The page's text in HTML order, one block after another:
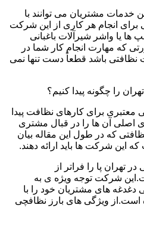
خدمات مشتریان می توانند با
انجام هر کاری از این شرکت
ها یا واشر شیرآلات باغبانی
که مهارت انجام کار شما در
باشد قطعاً دست تنها نمی
را چگونه پیدا کنیم؟
برای کارهای نظافت پیدا
اصلی آن ها را در قبال مشتری
که در طول این مقاله بیان
این شرکت ها باید ارائه دهند.
پا را فراتر از
شرکت توجه ویژه ی به
های مشتریان خود را با
است.از ویژگی های بارز نظافچی